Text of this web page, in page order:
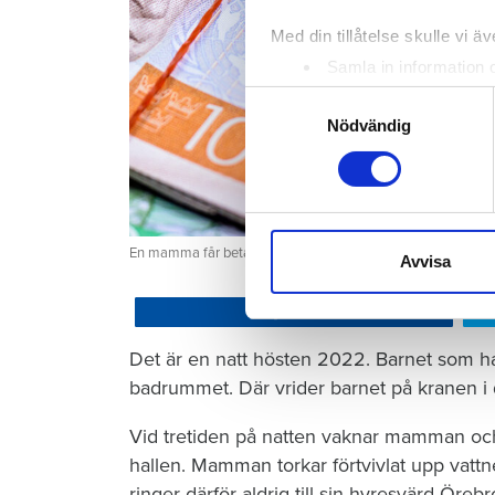
Med din tillåtelse skulle vi
Samla in information
Identifiera din enhet
Ta reda på mer om hur
eller dra tillbaka ditt
sociala medier och
till de sociala medier och
Nödvändig
Avvisa
En mamma får betala 300 000 kronor efter att ett barn
Det är en natt hösten 2022. Barnet som
badrummet. Där vrider barnet på kranen
Vid tretiden på natten vaknar mamman
hallen. Mamman torkar förtvivlat upp